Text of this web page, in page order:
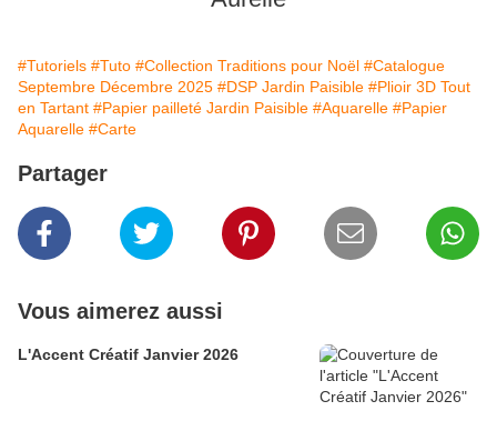
#Tutoriels #Tuto #Collection Traditions pour Noël #Catalogue
Septembre Décembre 2025 #DSP Jardin Paisible #Plioir 3D Tout
en Tartant #Papier pailleté Jardin Paisible #Aquarelle #Papier
Aquarelle #Carte
Partager
Vous aimerez aussi
L'Accent Créatif Janvier 2026